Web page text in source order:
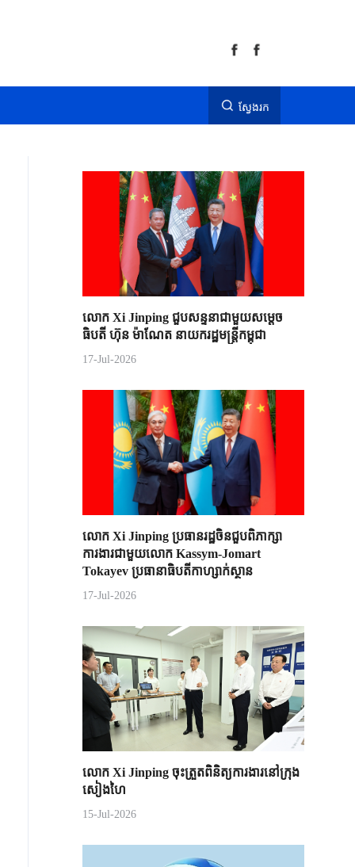
ស្វែងរក
លោក Xi Jinping ជួបសន្ទនាជាមួយសម្តេច
ធិបតី ហ៊ុន ម៉ាណែត នាយករដ្ឋមន្ត្រីកម្ពុជា
17-Jul-2026
លោក Xi Jinping ប្រធានរដ្ឋចិន​ជួបពិភាក្សា​
ការងារជាមួយ​លោក Kassym-Jomart ​
Tokayev ​ប្រធានាធិបតី​កាហ្សាក់ស្ថាន​
17-Jul-2026
លោក Xi Jinping ចុះត្រួតពិនិត្យការងារនៅក្រុង
សៀងហៃ
15-Jul-2026